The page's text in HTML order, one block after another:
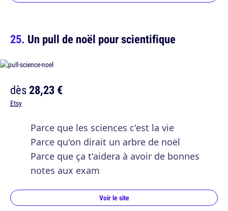
Un pull de noël pour scientifique
dès28,23 €
Etsy
Parce que les sciences c'est la vie
Parce qu'on dirait un arbre de noël
Parce que ça t'aidera à avoir de bonnes
notes aux exam
Voir le site